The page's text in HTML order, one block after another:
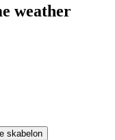
weather
skabelon